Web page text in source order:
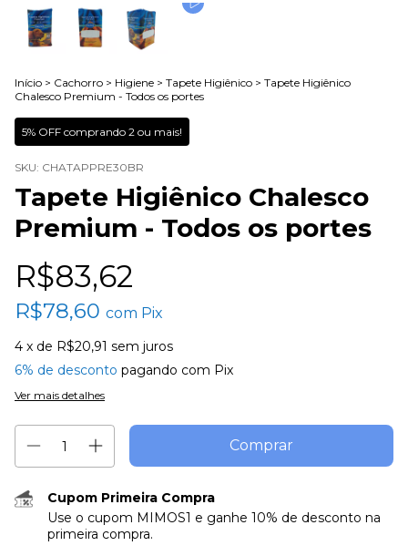
Início > Cachorro > Higiene > Tapete Higiênico > Tapete Higiênico
Chalesco Premium - Todos os portes
5% OFF comprando 2 ou mais!
SKU: CHATAPPRE30BR
Tapete Higiênico Chalesco
Premium - Todos os portes
R$83,62
R$78,60 com Pix
4 x de R$20,91 sem juros
6% de desconto pagando com Pix
Ver mais detalhes
Cupom Primeira Compra
Use o cupom MIMOS1 e ganhe 10% de desconto na
primeira compra.